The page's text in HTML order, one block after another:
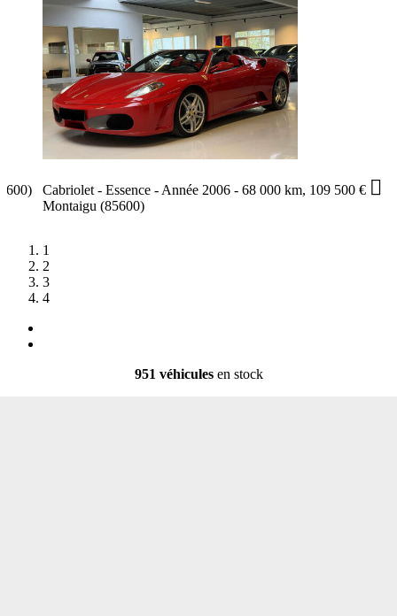
Cabriolet - Essence - Année 2006 - 68 000 km, 109 500 € 
Montaigu (85600)
1
2
3
4
951 véhiculesen stock